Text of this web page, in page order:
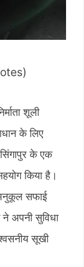
शूली
के लिए
के एक
किया है।
सफाई
ने अपनी सुविधा
सूखी